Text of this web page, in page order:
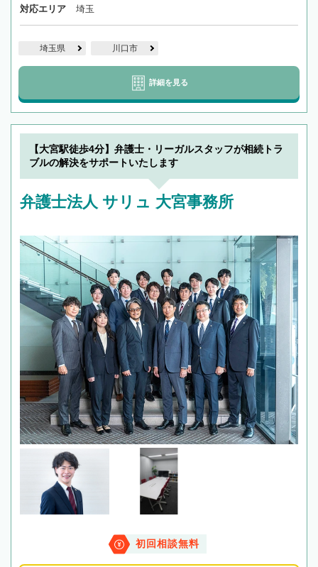
対応エリア 埼玉
埼玉県 川口市
詳細を見る
【大宮駅徒歩4分】弁護士・リーガルスタッフが相続トラ
ブルの解決をサポートいたします
弁護士法人 サリュ 大宮事務所
初回相談無料